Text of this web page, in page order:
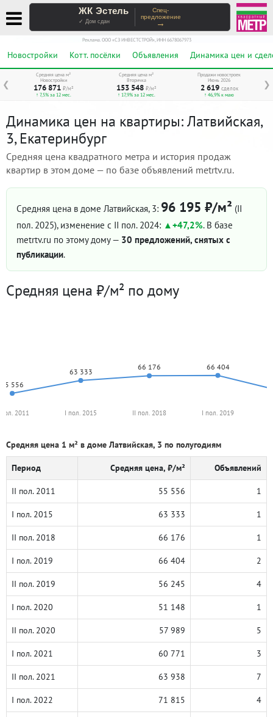
ЖК Эстель
✓ Дом сдан
Спец-
предложение
→
Реклама. ООО «СЗ ИНВЕСТСТРОЙ», ИНН 6678067973
Новостройки Котт. посёлки Объявления Динамика цен и
❮ ❯
Средняя цена м²
Новостройки
176 871 ₽/м²
↑ 7,5% за 12 мес.
Средняя цена м²
Вторичка
153 548 ₽/м²
↑ 17,9% за 12 мес.
Продажи новостроек
Июнь 2026
2 619 сделок
↑ 46,9% к маю
Динамика цен на квартиры: Латвийская,
3, Екатеринбург
Средняя цена квадратного метра и история продаж
квартир в этом доме — по базе объявлений metrtv.ru.
Средняя цена в доме Латвийская, 3: 96 195 ₽/м² (II
пол. 2025), изменение с II пол. 2024: +47,2%. В базе
metrtv.ru по этому дому — 30 предложений, снятых с
публикации.
Средняя цена ₽/м² по дому
55 556
63 333
66 176 66 404
2011 I пол. 2015 II пол. 2018 I пол. 2019
Средняя цена 1 м² в доме Латвийская, 3 по полугодиям
Период Средняя цена, ₽/м² Объявлений
II пол. 2011 55 556 1
I пол. 2015 63 333 1
II пол. 2018 66 176 1
I пол. 2019 66 404 2
II пол. 2019 56 245 4
I пол. 2020 51 148 1
II пол. 2020 57 989 5
I пол. 2021 60 771 3
II пол. 2021 63 938 7
I пол. 2022 71 815 4